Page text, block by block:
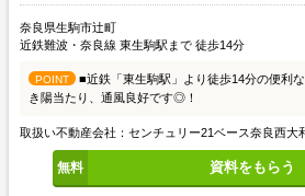
奈良県生駒市辻町
近鉄難波・奈良線 東生駒駅まで 徒歩14分
POINT
■近鉄「東生駒駅」より徒歩14分の便利
き陽当たり、通風良好です◎！
取扱い不動産会社：センチュリー21ベース奈良西大
資料をもらう